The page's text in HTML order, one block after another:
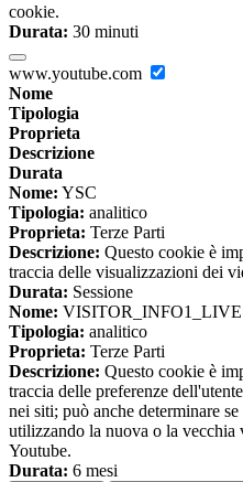
cookie.
Durata: 30 minuti
www.youtube.com
Nome
Tipologia
Proprieta
Descrizione
Durata
Nome: YSC
Tipologia: analitico
Proprieta: Terze Parti
Descrizione: Questo cookie è
traccia delle visualizzazioni dei
Durata: Sessione
Nome: VISITOR_INFO1_LIVE
Tipologia: analitico
Proprieta: Terze Parti
Descrizione: Questo cookie è
traccia delle preferenze
nei siti; può anche determinare
utilizzando la nuova o la vecchia
Youtube.
Durata: 6 mesi